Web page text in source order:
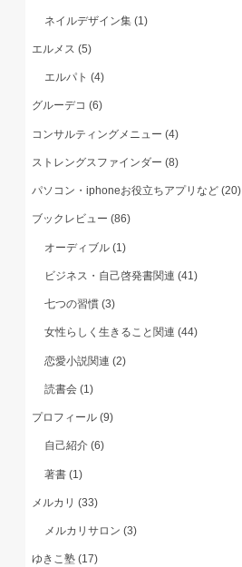
ネイルデザイン集(1)
エルメス(5)
エルパト(4)
グルーデコ(6)
コンサルティングメニュー(4)
ストレングスファインダー(8)
パソコン・iphoneお役立ちアプリなど(20)
ブックレビュー(86)
オーディブル(1)
ビジネス・自己啓発書関連(41)
七つの習慣(3)
女性らしく生きること関連(44)
恋愛小説関連(2)
読書会(1)
プロフィール(9)
自己紹介(6)
著書(1)
メルカリ(33)
メルカリサロン(3)
ゆきこ塾(17)